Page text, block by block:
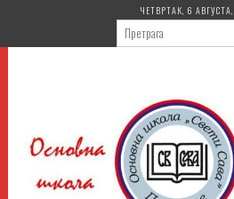
content
ЧЕТВРТАК, 6